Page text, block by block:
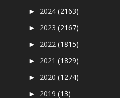
► 2024(2163)
► 2023(2167)
► 2022(1815)
► 2021(1829)
► 2020(1274)
► 2019(13)